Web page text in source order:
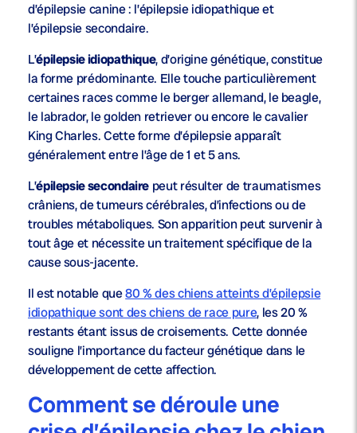
d’épilepsie canine : l’épilepsie idiopathique et
l’épilepsie secondaire.
L’épilepsie idiopathique, d’origine génétique, constitue
la forme prédominante. Elle touche particulièrement
certaines races comme le berger allemand, le beagle,
le labrador, le golden retriever ou encore le cavalier
King Charles. Cette forme d’épilepsie apparaît
généralement entre l’âge de 1 et 5 ans.
L’épilepsie secondaire peut résulter de traumatismes
crâniens, de tumeurs cérébrales, d’infections ou de
troubles métaboliques. Son apparition peut survenir à
tout âge et nécessite un traitement spécifique de la
cause sous-jacente.
Il est notable que80 % des chiens atteints d’épilepsie
idiopathique sont des chiens de race pure, les 20 %
restants étant issus de croisements. Cette donnée
souligne l’importance du facteur génétique dans le
développement de cette affection.
Comment se déroule une